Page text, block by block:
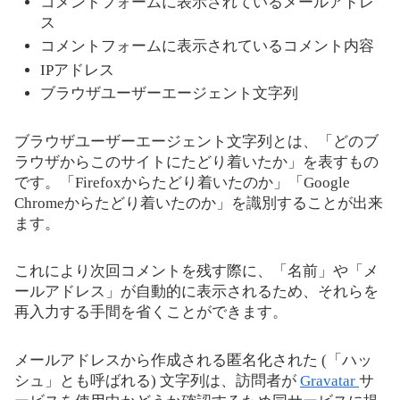
ス
コメントフォームに表示されているコメント内容
IPアドレス
ブラウザユーザーエージェント文字列
ブラウザユーザーエージェント文字列とは、「どのブ
ラウザからこのサイトにたどり着いたか」を表すもの
です。「Firefoxからたどり着いたのか」「Google
Chromeからたどり着いたのか」を識別することが出来
ます。
これにより次回コメントを残す際に、「名前」や「メ
ールアドレス」が自動的に表示されるため、それらを
再入力する手間を省くことができます。
メールアドレスから作成される匿名化された (「ハッ
シュ」とも呼ばれる) 文字列は、訪問者が Gravatar サ